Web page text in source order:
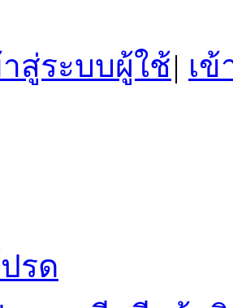
าสู่ระบบผู้ใช้| เ
รด